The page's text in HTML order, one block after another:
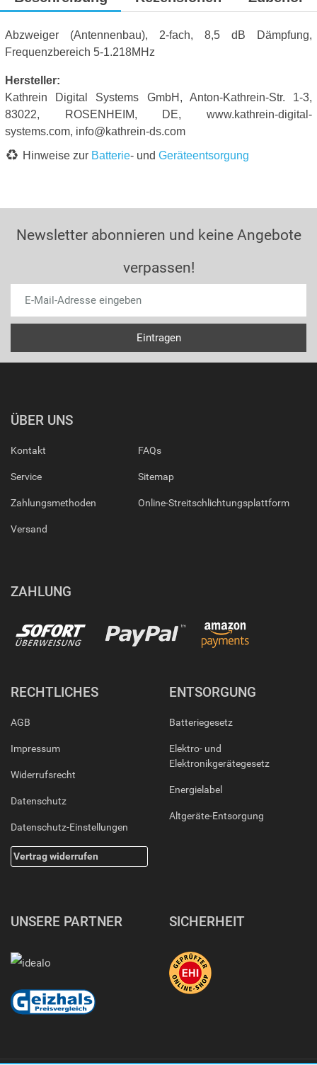
Abzweiger (Antennenbau), 2-fach, 8,5 dB Dämpfung,
Frequenzbereich 5-1.218MHz
Hersteller:
Kathrein Digital Systems GmbH, Anton-Kathrein-Str. 1-3,
83022, ROSENHEIM, DE, www.kathrein-digital-
systems.com, info@kathrein-ds.com
Hinweise zur Batterie- und Geräteentsorgung
Newsletter abonnieren und keine Angebote
verpassen!
ÜBER UNS
Kontakt
Service
Zahlungsmethoden
Versand
FAQs
Sitemap
Online-Streitschlichtungsplattform
ZAHLUNG
RECHTLICHES
AGB
Impressum
Widerrufsrecht
Datenschutz
Datenschutz-Einstellungen
Vertrag widerrufen
ENTSORGUNG
Batteriegesetz
Elektro- und
Elektronikgerätegesetz
Energielabel
Altgeräte-Entsorgung
UNSERE PARTNER SICHERHEIT